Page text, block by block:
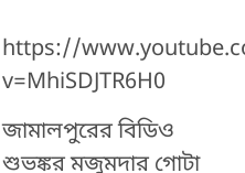
https://
v=MhiSDJTR6H0
জামালপুরের বিডিও
শুভঙ্কর মজুমদার গোটা